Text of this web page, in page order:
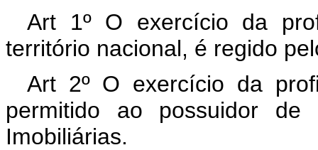
Art 1º O exercício da
território nacional, é regido
Art 2º O exercício da
permitido ao possuidor
Imobiliárias.